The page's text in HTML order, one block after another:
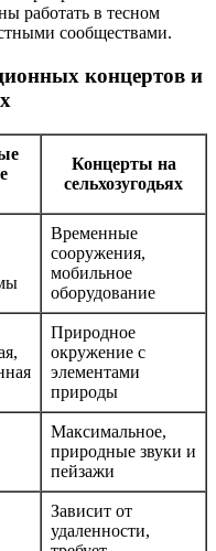
работать в тесном
сообществами.
концертов и
Концерты на
сельхозугодьях
Временные
сооружения,
мобильное
оборудование
Природное
окружение с
элементами
природы
Максимальное,
природные звуки и
пейзажи
Зависит от
удаленности,